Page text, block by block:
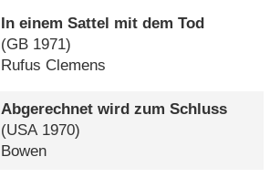
In einem Sattel mit dem Tod
(GB 1971)
Rufus Clemens
Abgerechnet wird zum Schluss
(USA1970)
Bowen